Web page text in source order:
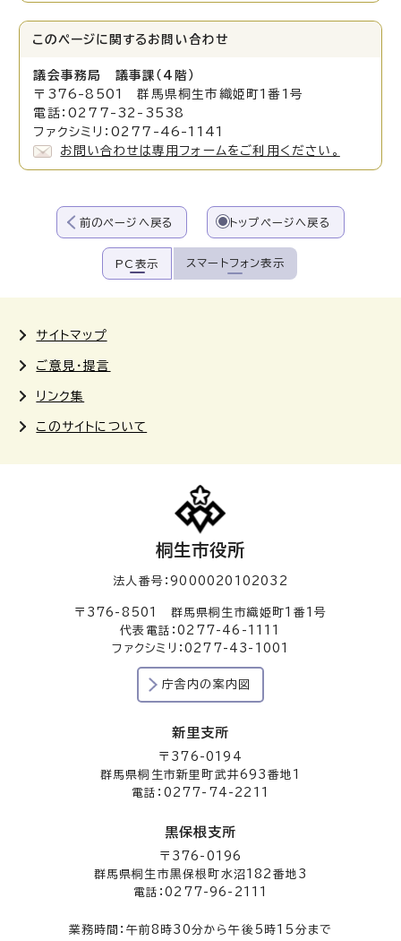
このページに関する お問い合わせ
議会事務局 議事課（4階）
〒376-8501 群馬県桐生市織姫町1番1号
電話：0277-32-3538
ファクシミリ：0277-46-1141
お問い合わせは専用フォームをご利用ください。
前のページへ戻る トップページへ戻る
PC表示 スマートフォン表示
サイトマップ
ご意見・提言
リンク集
このサイトについて
桐生市役所
法人番号：9000020102032
〒376-8501 群馬県桐生市織姫町1番1号
代表電話：0277-46-1111
ファクシミリ：0277-43-1001
庁舎内の案内図
新里支所
〒376-0194
群馬県桐生市新里町武井693番地1
電話：0277-74-2211
黒保根支所
〒376-0196
群馬県桐生市黒保根町水沼182番地3
電話：0277-96-2111
業務時間：午前8時30分から午後5時15分まで